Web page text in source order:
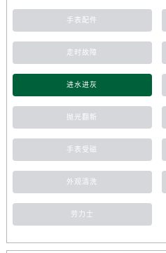
手表配件
走时故障
进水进灰
抛光翻新
手表受磁
外观清洗
劳力士